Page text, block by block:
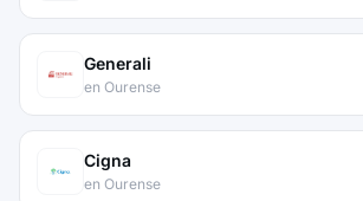
Generali
en Ourense
Cigna
en Ourense